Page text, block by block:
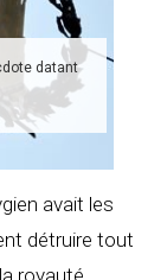
datant
avait les
détruire tout
royauté.